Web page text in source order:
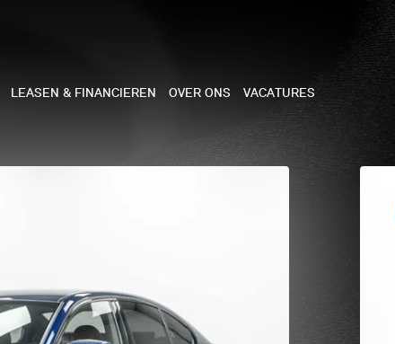
5-DEURS
LEASEN & FINANCIEREN OVER ONS VACATURES